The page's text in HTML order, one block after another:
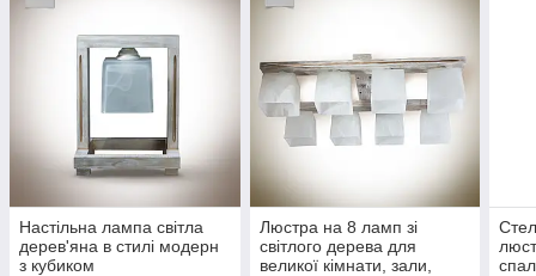
Настільна лампа світла
дерев'яна в стилі модерн
з кубиком
Люстра на 8 ламп зі
світлого дерева для
великої кімнати, зали,